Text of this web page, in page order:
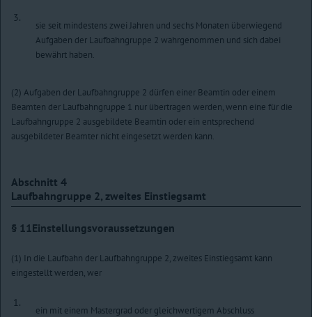
3.
sie seit mindestens zwei Jahren und sechs Monaten überwiegend
Aufgaben der Laufbahngruppe 2 wahrgenommen und sich dabei
bewährt haben.
(2) Aufgaben der Laufbahngruppe 2 dürfen einer Beamtin oder einem
Beamten der Laufbahngruppe 1 nur übertragen werden, wenn eine für die
Laufbahngruppe 2 ausgebildete Beamtin oder ein entsprechend
ausgebildeter Beamter nicht eingesetzt werden kann.
Abschnitt 4
Laufbahngruppe 2, zweites Einstiegsamt
§ 11Einstellungsvoraussetzungen
(1) In die Laufbahn der Laufbahngruppe 2, zweites Einstiegsamt kann
eingestellt werden, wer
1.
ein mit einem Mastergrad oder gleichwertigem Abschluss